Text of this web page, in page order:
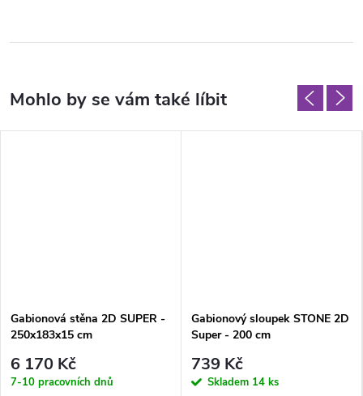
Gabionová stěna 2D SUPER -
250x183x15 cm
6 170 Kč
7-10 pracovních dnů
Gabionový sloupek STONE 2D
Super - 200 cm
739 Kč
Skladem 14 ks